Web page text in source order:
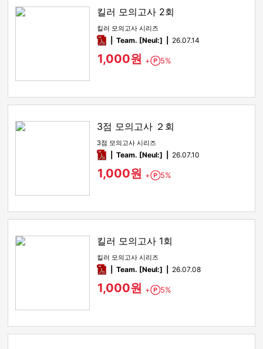
킬러 모의고사 2회
킬러 모의고사 시리즈
pdfTeam. [Neul:] 26.07.14
1,000원 + Point
5%
3점 모의고사 ２회
3점 모의고사 시리즈
pdfTeam. [Neul:] 26.07.10
1,000원 + Point
5%
킬러 모의고사 1회
킬러 모의고사 시리즈
pdfTeam. [Neul:] 26.07.08
1,000원 + Point
5%